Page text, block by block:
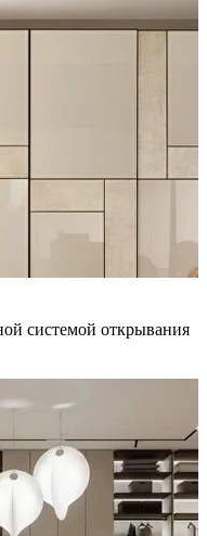
системой открывания